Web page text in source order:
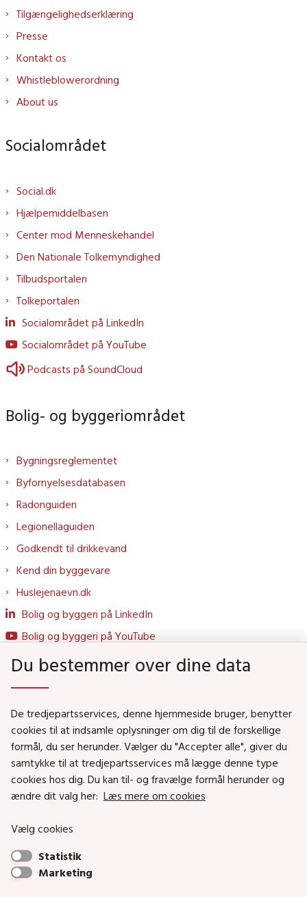
Tilgængelighedserklæring
Presse
Kontakt os
Whistleblowerordning
About us
Socialområdet
Social.dk
Hjælpemiddelbasen
Center mod Menneskehandel
Den Nationale Tolkemyndighed
Tilbudsportalen
Tolkeportalen
Socialområdet på LinkedIn
Socialområdet på YouTube
Podcasts på SoundCloud
Bolig- og byggeriområdet
Bygningsreglementet
Byfornyelsesdatabasen
Radonguiden
Legionellaguiden
Godkendt til drikkevand
Kend din byggevare
Huslejenaevn.dk
Bolig og byggeri på LinkedIn
Bolig og byggeri på YouTube
Social- og Boligministeriet
Job i Social- og Boligstyrelsen
Puljer og tilskud
Nyhedsbreve
Social- og Boligstyrelsens nyheder som RSS feed
Du bestemmer over dine data
De tredjepartsservices, denne hjemmeside bruger, benytter
cookies til at indsamle oplysninger om dig til de forskellige
formål, du ser herunder. Vælger du "Accepter alle", giver du
samtykke til at tredjepartsservices må lægge denne type
cookies hos dig. Du kan til- og fravælge formål herunder og
ændre dit valg her: Læs mere om cookies
Vælg cookies
Statistik
Marketing